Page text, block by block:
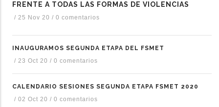
FRENTE A TODAS LAS FORMAS DE VIOLENCIAS
/ 25 Nov 20 / 0 comentarios
INAUGURAMOS SEGUNDA ETAPA DEL FSMET
/ 23 Oct 20 / 0 comentarios
CALENDARIO SESIONES SEGUNDA ETAPA FSMET 2020
/ 02 Oct 20 / 0 comentarios